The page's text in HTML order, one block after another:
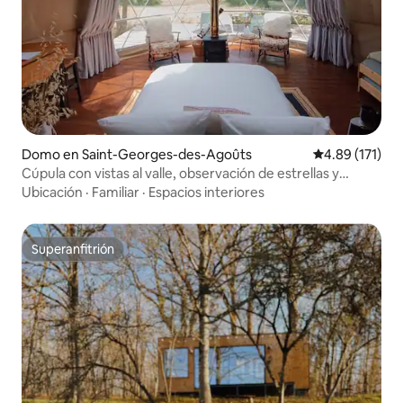
Domo en Saint-Georges-des-Agoûts Calificación
4.89 (171)
Cúpula con vistas al valle, observación de estrellas y
terraza para ver el amanecer
Ubicación · Familiar · Espacios interiores
Superanfitrión
Superanfitrión